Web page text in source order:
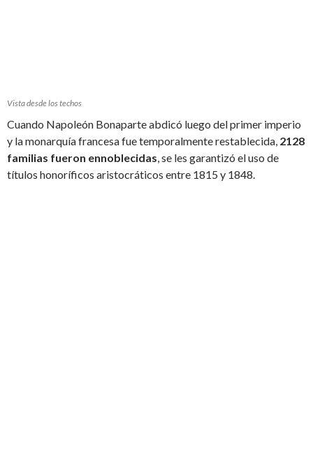
Vista desde los techos
Cuando Napoleón Bonaparte abdicó luego del primer imperio
y la monarquía francesa fue temporalmente restablecida, 2128
familias fueron ennoblecidas, se les garantizó el uso de
títulos honoríficos aristocráticos entre 1815 y 1848.